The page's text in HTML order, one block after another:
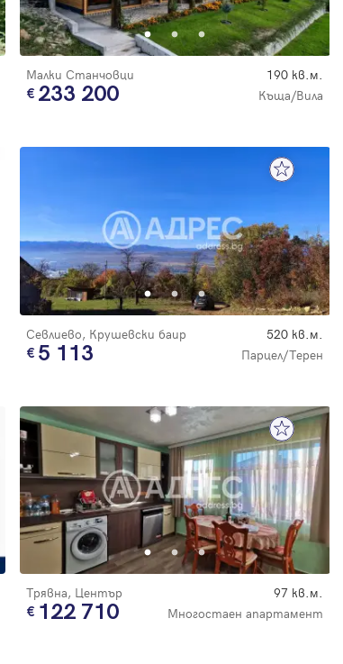
Малки Станчовци 190 кв.м.
233 200 Къща/Вила
Севлиево, Крушевски баир 520 кв.м.
5 113 Парцел/Терен
Трявна, Център 97 кв.м.
122 710 Многостаен апартамент